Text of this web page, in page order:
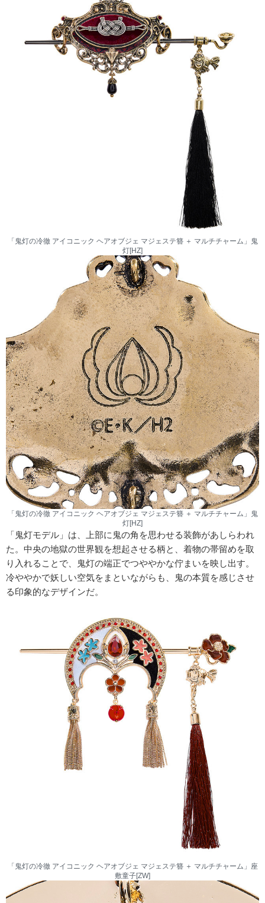
「鬼灯の冷徹 アイコニック ヘアオブジェ マジェステ簪 ＋ マルチチャーム」鬼
灯[HZ]
「鬼灯の冷徹 アイコニック ヘアオブジェ マジェステ簪 ＋ マルチチャーム」鬼
灯[HZ]
「鬼灯モデル」は、上部に鬼の角を思わせる装飾があしらわれ
た。中央の地獄の世界観を想起させる柄と、着物の帯留めを取
り入れることで、鬼灯の端正でつややかな佇まいを映し出す。
冷ややかで妖しい空気をまといながらも、鬼の本質を感じさせ
る印象的なデザインだ。
「鬼灯の冷徹 アイコニック ヘアオブジェ マジェステ簪 ＋ マルチチャーム」座
敷童子[ZW]